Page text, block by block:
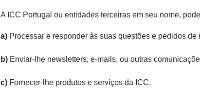
A ICC Portugal ou entidades terceiras em seu nome,
a)Processar e responder às suas questões e pedidos de
b)Enviar-lhe newsletters, e-mails, ou outras
c) Fornecer-lhe produtos e serviços da ICC.